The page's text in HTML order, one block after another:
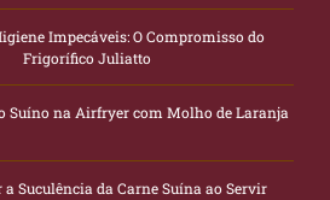
Impecáveis: O Compromisso do
Frigorífico Juliatto
Suíno na Airfryer com Molho de Laranja
Suculência da Carne Suína ao Servir